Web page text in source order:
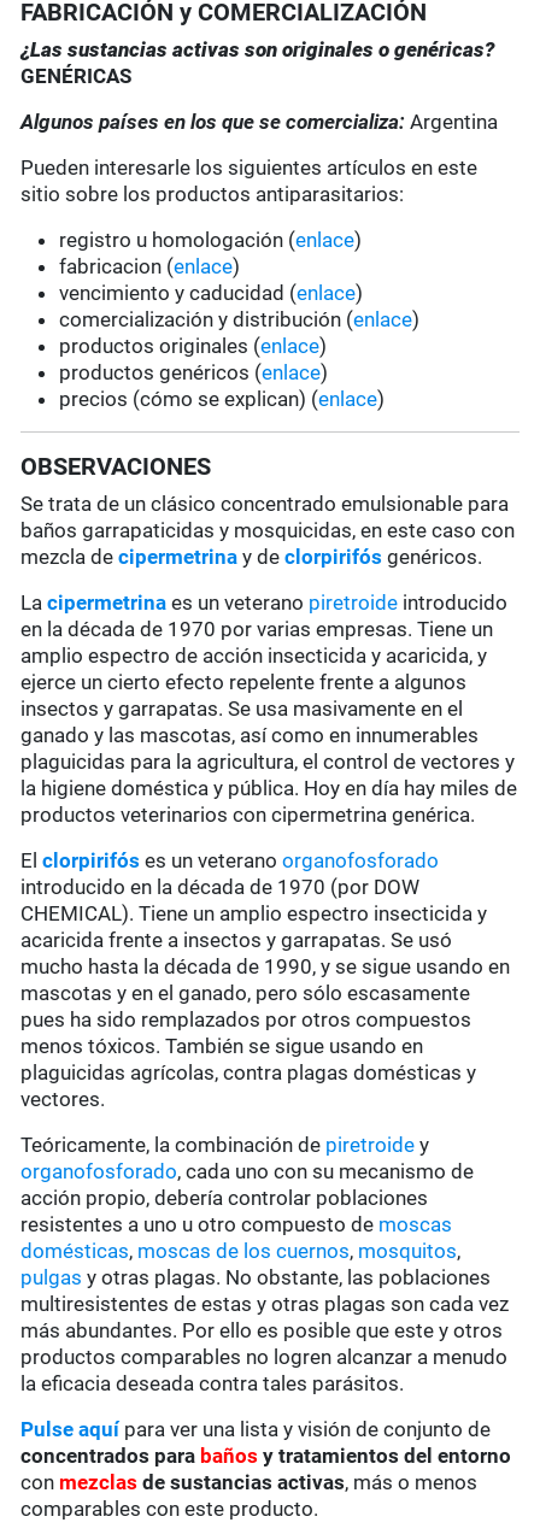
FABRICACIÓN y COMERCIALIZACIÓN
¿Las sustancias activas son originales o genéricas?
GENÉRICAS
Algunos países en los que se comercializa:Argentina
Pueden interesarle los siguientes artículos en este
sitio sobre los productos antiparasitarios:
registro u homologación (enlace)
fabricacion (enlace)
vencimiento y caducidad (enlace)
comercialización y distribución (enlace)
productos originales (enlace)
productos genéricos (enlace)
precios (cómo se explican) (enlace)
OBSERVACIONES
Se trata de un clásico concentrado emulsionable para
baños garrapaticidas y mosquicidas, en este caso con
mezcla decipermetrina y declorpirifós genéricos.
Lacipermetrinaes un veterano piretroide introducido
en la década de 1970 por varias empresas. Tiene un
amplio espectro de acción insecticida y acaricida, y
ejerce un cierto efecto repelente frente a algunos
insectos y garrapatas. Se usa masivamente en el
ganado y las mascotas, así como en innumerables
plaguicidas para la agricultura, el control de vectores y
la higiene doméstica y pública. Hoy en día hay miles de
productos veterinarios con cipermetrina genérica.
El clorpirifós es un veteranoorganofosforado
introducido en la década de 1970 (por DOW
CHEMICAL). Tiene un amplio espectro insecticida y
acaricida frente a insectos y garrapatas. Se usó
mucho hasta la década de 1990, y se sigue usando en
mascotas y en el ganado, pero sólo escasamente
pues ha sido remplazados por otros compuestos
menos tóxicos. También se sigue usando en
plaguicidas agrícolas, contra plagas domésticas y
vectores.
Teóricamente, la combinación de piretroide y
organofosforado, cada uno con su mecanismo de
acción propio, debería controlar poblaciones
resistentes a uno u otro compuesto de moscas
domésticas, moscas de los cuernos, mosquitos,
pulgas y otras plagas. No obstante, las poblaciones
multiresistentes de estas y otras plagas son cada vez
más abundantes. Por ello es posible que este y otros
productos comparables no logren alcanzar a menudo
la eficacia deseada contra tales parásitos.
Pulse aquí para ver una lista y visión de conjunto de
concentrados para baños y tratamientos del entorno
con mezclas de sustancias activas, más o menos
comparables con este producto.